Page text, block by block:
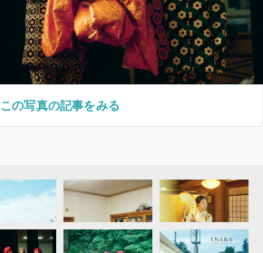
この写真の記事をみる